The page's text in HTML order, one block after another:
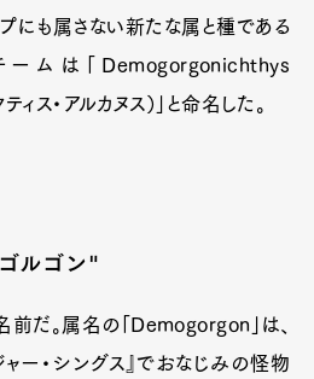
Magazine
Contact
にも属さない新たな属と種である
ムは「Demogorgonichthys
ス・アルカヌス）」と命名した。
ルゴン"
前だ。属名の「Demogorgon」は、
ー・シングス』でおなじみの怪物